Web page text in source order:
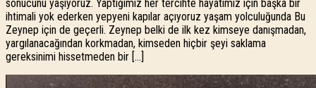
sonucunu yaşıyoruz. Yaptığımız her tercihte hayatımız için başka bir
ihtimali yok ederken yepyeni kapılar açıyoruz yaşam yolculuğunda Bu
Zeynep için de geçerli. Zeynep belki de ilk kez kimseye danışmadan,
yargılanacağından korkmadan, kimseden hiçbir şeyi saklama
gereksinimi hissetmeden bir […]